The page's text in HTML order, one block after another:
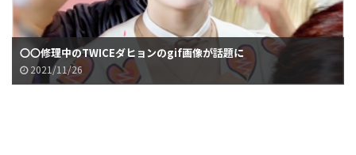
〇〇修理中のTWICEダヒョンのgif画像が話題に
2021/11/26